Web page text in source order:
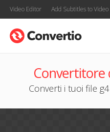
Video Editor Add Subtitles to Video
Convertitore
Converti i tuoi file